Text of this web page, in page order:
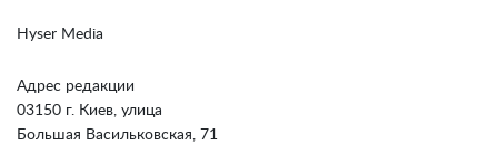
Hyser Media
Адрес редакции
03150 г. Киев, улица
Большая Васильковская, 71